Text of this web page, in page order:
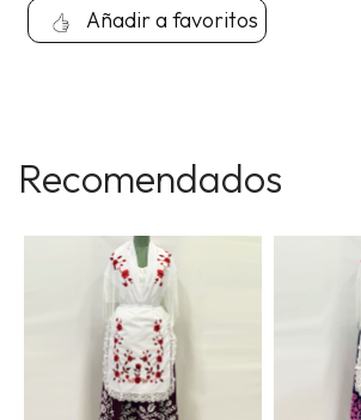
Añadir a favoritos
Recomendados